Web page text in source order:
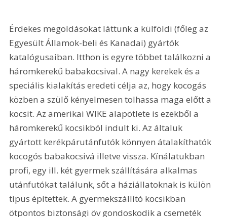
Érdekes megoldásokat láttunk a külföldi (főleg az
Egyesült Államok-beli és Kanadai) gyártók
katalógusaiban. Itthon is egyre többet találkozni a
háromkerekű babakocsival. A nagy kerekek és a
speciális kialakítás eredeti célja az, hogy kocogás
közben a szülő kényelmesen tolhassa maga előtt a
kocsit. Az amerikai WIKE alapötlete is ezekből a
háromkerekű kocsikból indult ki. Az általuk
gyártott kerékpárutánfutók könnyen átalakíthatók
kocogós babakocsivá illetve vissza. Kínálatukban
profi, egy ill. két gyermek szállítására alkalmas
utánfutókat találunk, sőt a háziállatoknak is külön
típus építettek. A gyermekszállító kocsikban
ötpontos biztonsági öv gondoskodik a csemeték